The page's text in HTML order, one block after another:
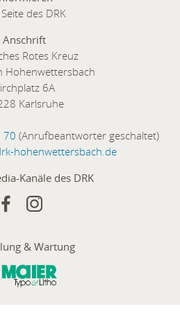
des DRK
Anschrift
Rotes Kreuz
Hohenwettersbach
6A
Karlsruhe
70 (Anrufbeantworter geschaltet)
hohenwettersbach.de
Kanäle des DRK
& Wartung